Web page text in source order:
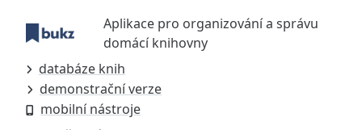
Aplikace pro organizování a správu
domácí knihovny
databáze knih
demonstrační verze
mobilní nástroje